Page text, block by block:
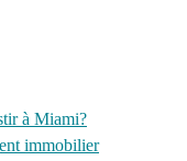
à Miami?
immobilier